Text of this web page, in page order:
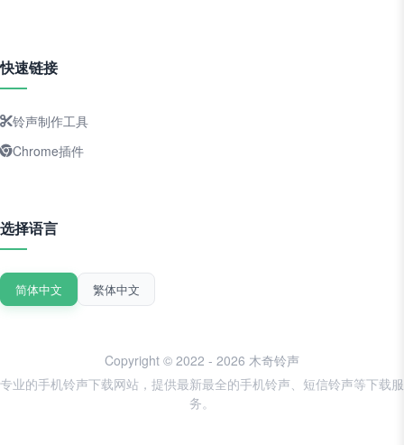
快速链接
铃声制作工具
Chrome插件
选择语言
简体中文 繁体中文
Copyright © 2022 - 2026 木奇铃声
专业的手机铃声下载网站，提供最新最全的手机铃声、短信铃声等下载服
务。